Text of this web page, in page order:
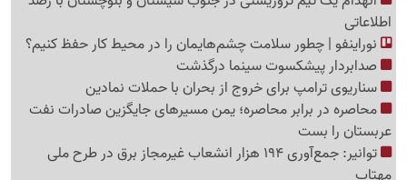
اطلاعاتی
نوراینفو | چطور سلامت چشم‌هایمان را در محیط کار حفظ کنیم؟
صدابردار پیشکسوت سینما درگذشت
سناریوی ترامپ برای خروج از بحران با حملات نمادین
محاصره در برابر محاصره؛ یمن مسیرهای جایگزین صادرات نفت
عربستان را بست
توانیر: جمع‌آوری 194 هزار انشعاب غیرمجاز برق در طرح ملی
مهتاب